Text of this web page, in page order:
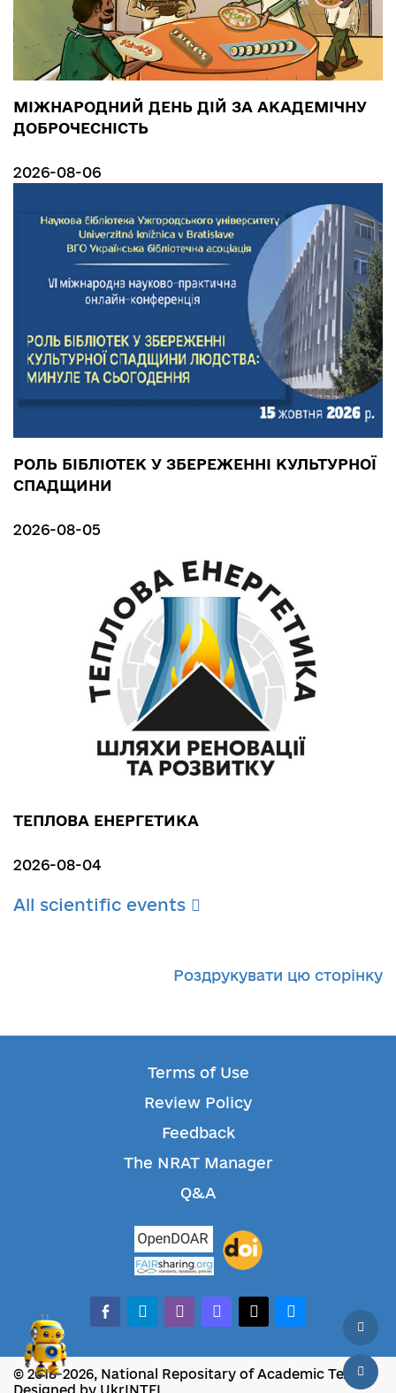
МІЖНАРОДНИЙ ДЕНЬ ДІЙ ЗА АКАДЕМІЧНУ
ДОБРОЧЕСНІСТЬ
2026-08-06
РОЛЬ БІБЛІОТЕК У ЗБЕРЕЖЕННІ КУЛЬТУРНОЇ
СПАДЩИНИ
2026-08-05
ТЕПЛОВА ЕНЕРГЕТИКА
2026-08-04
All scientific events
Роздрукувати цю сторінку
Terms of Use
Review Policy
Feedback
The NRAT Manager
Q&A
facebook-alt
telegramwhatsappmastodonthreadsbluesky
© 2018-2026, National Repositary of Academic Texts